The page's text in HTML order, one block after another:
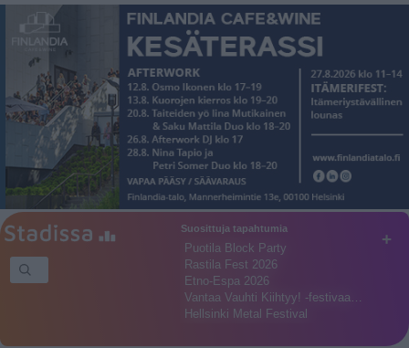
+
Suosittuja tapahtumia
Puotila Block Party
Rastila Fest 2026
Etno-Espa 2026
Vantaa Vauhti Kiihtyy! -festivaa…
Hellsinki Metal Festival